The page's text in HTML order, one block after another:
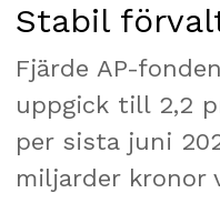
Stabil
Fjärde AP-
uppgick till 2,2
per sista juni
miljarder kronor